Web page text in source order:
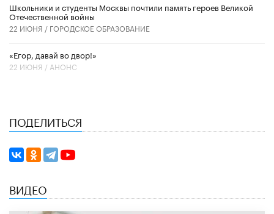
Школьники и студенты Москвы почтили память героев Великой
Отечественной войны
22 ИЮНЯ / ГОРОДСКОЕ ОБРАЗОВАНИЕ
«Егор, давай во двор!»
22 ИЮНЯ / АНОНС
ПОДЕЛИТЬСЯ
ВИДЕО